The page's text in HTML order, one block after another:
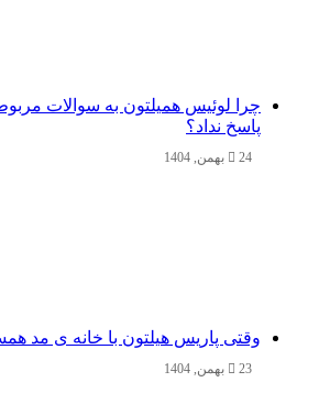
چرا لوئیس همیلتون به سوالات
پاسخ نداد؟
24 بهمن, 1404
وقتی پاریس هیلتون با خانه‌ ی مد
23 بهمن, 1404